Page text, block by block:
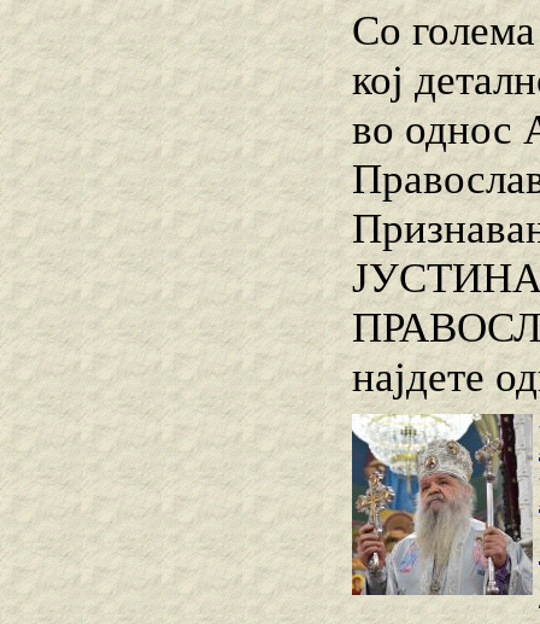
Со
кој
во однос
најдете